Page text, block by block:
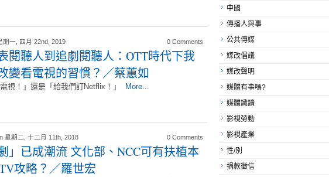
期一, 四月 22nd, 2019 0 Comments
閱聽人到追劇閱聽人：OTT時代下我
變看電視的習慣？／蔡蕙如
電視！」還是「給我們訂Netflix！」 More...
星期二, 十二月 11th, 2018 0 Comments
」已成潮流 文化部、NCC可有扶植本
攻略？／羅世宏
中國
傳播人與事
公共傳媒
媒改倡議
媒改聲明
媒體有事嗎?
媒體識讀
影視勞動
影視產業
性/別
捐款徵信